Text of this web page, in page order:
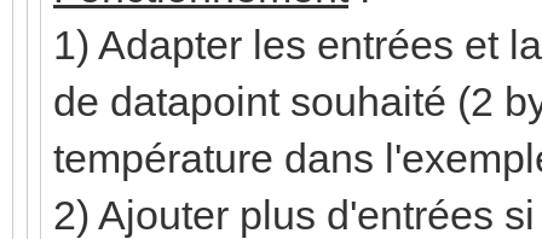
1) Adapter les entrées et
de datapoint souhaité (2
température dans
2) Ajouter plus d'entrées